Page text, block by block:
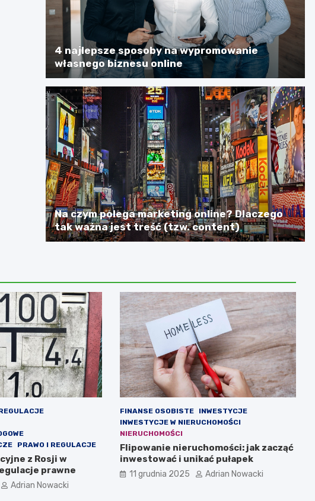
4 najlepsze sposoby na wypromowanie
własnego biznesu online
Na czym polega marketing online? Dlaczego
tak ważna jest treść (tzw. content)
PRAWO I REGULACJE
z Rosji w
prawne
Adrian Nowacki
FINANSE OSOBISTE
INWESTYCJE
INWESTYCJE W NIERUCHOMOŚCI
NIERUCHOMOŚCI
Flipowanie nieruchomości: jak zacząć
inwestować i unikać pułapek
11 grudnia 2025 Adrian Nowacki